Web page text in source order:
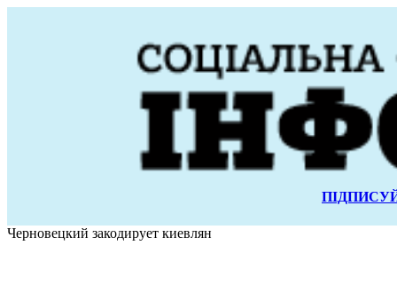
Черновецкий закодирует киевлян